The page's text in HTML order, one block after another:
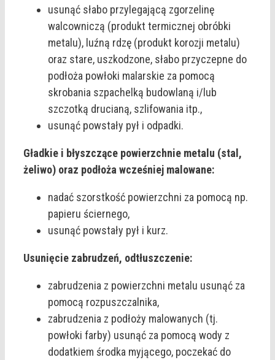
usunąć słabo przylegającą zgorzelinę
walcowniczą (produkt termicznej obróbki
metalu), luźną rdzę (produkt korozji metalu)
oraz stare, uszkodzone, słabo przyczepne do
podłoża powłoki malarskie za pomocą
skrobania szpachelką budowlaną i/lub
szczotką drucianą, szlifowania itp.,
usunąć powstały pył i odpadki.
Gładkie i błyszczące powierzchnie metalu (stal,
żeliwo) oraz podłoża wcześniej malowane:
nadać szorstkość powierzchni za pomocą np.
papieru ściernego,
usunąć powstały pył i kurz.
Usunięcie zabrudzeń, odtłuszczenie:
zabrudzenia z powierzchni metalu usunąć za
pomocą rozpuszczalnika,
zabrudzenia z podłoży malowanych (tj.
powłoki farby) usunąć za pomocą wody z
dodatkiem środka myjącego, poczekać do